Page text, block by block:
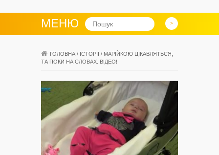
МЕНЮ
ГОЛОВНА / ІСТОРІЇ / МАРІЙКОЮ ЦІКАВЛЯТЬСЯ,
ТА ПОКИ НА СЛОВАХ. ВІДЕО!